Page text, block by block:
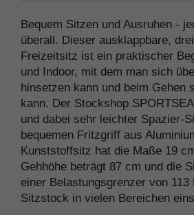
Bequem Sitzen und Ausruhen -
überall. Dieser ausklappbare,
Freizeitsitz ist ein praktischer
und Indoor, mit dem man sich
hinsetzen kann und beim Gehen
kann. Der Stockshop
und dabei sehr leichter Spazier-
bequemen Fritzgriff aus
Kunststoffsitz hat die Maße 19
Gehhöhe beträgt 87 cm und die
einer Belastungsgrenzer von 113
Sitzstock in vielen Bereichen